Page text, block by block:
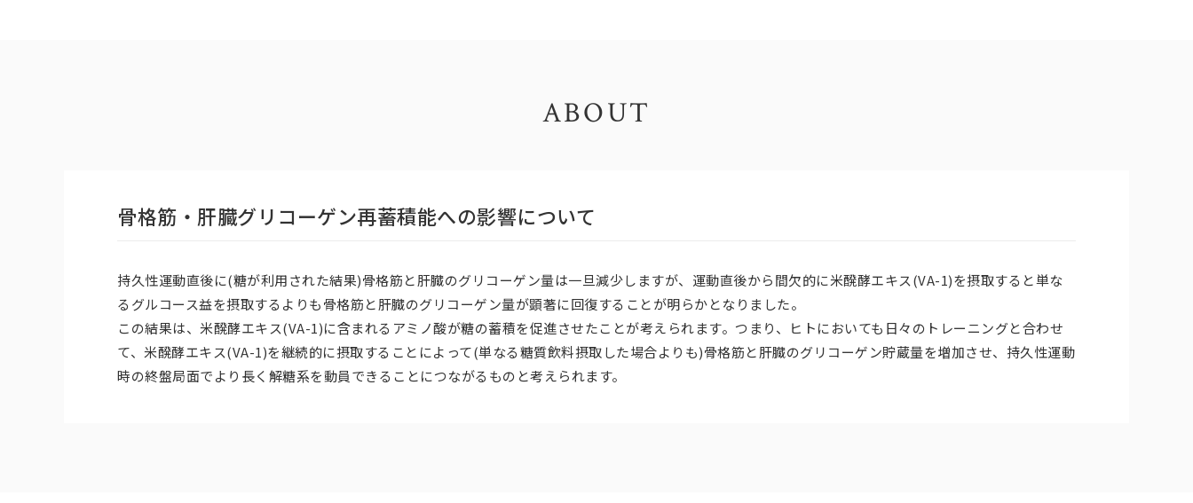
ABOUT
骨格筋・肝臓グリコーゲン再蓄積能への影響について
持久性運動直後に(糖が利用された結果)骨格筋と肝臓のグリコーゲン量は一旦減少しますが、運動直後から間欠的に米醗酵エキス(VA-1)を摂取すると単な
るグルコース益を摂取するよりも骨格筋と肝臓のグリコーゲン量が顕著に回復することが明らかとなりました。
この結果は、米醗酵エキス(VA-1)に含まれるアミノ酸が糖の蓄積を促進させたことが考えられます。つまり、ヒトにおいても日々のトレーニングと合わせ
て、米醗酵エキス(VA-1)を継続的に摂取することによって(単なる糖質飲料摂取した場合よりも)骨格筋と肝臓のグリコーゲン貯蔵量を増加させ、持久性運動
時の終盤局面でより長く解糖系を動員できることにつながるものと考えられます。